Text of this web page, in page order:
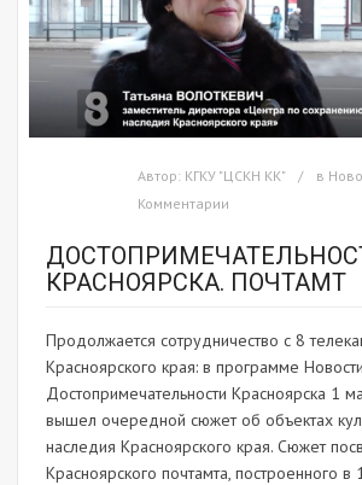
Автор: КГКУ "ЦСКН КК" в
Комментарии
КРАСНОЯРСКА. ПОЧТАМТ
Продолжается сотрудничество с 8
Красноярского края: в программе
Достопримечательности Красноярска 1
вышел очередной сюжет об объектах
наследия Красноярского края. Сюжет
Красноярского почтамта, построенного